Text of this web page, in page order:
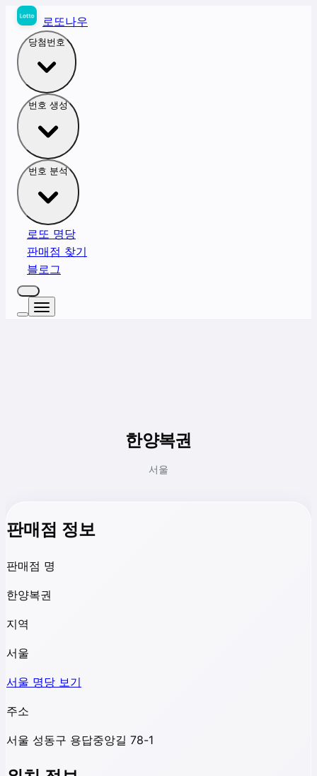
로또나우
당첨번호
번호 생성
번호 분석
로또 명당
판매점 찾기
블로그
한양복권
서울
판매점 정보
판매점 명
한양복권
지역
서울
서울 명당 보기
주소
서울 성동구 용답중앙길 78-1